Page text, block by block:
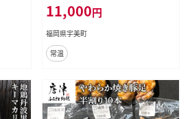
味噌 みそ お味噌汁 業務用 おみそ
汁 南関揚げ 揚げ茄子 ふるさと納税
11,000円
福岡県宇美町
常温